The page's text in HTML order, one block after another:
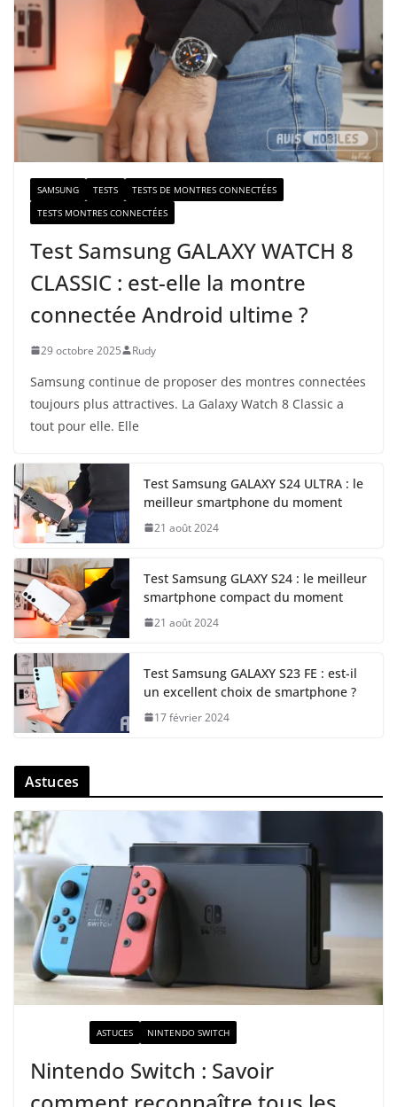
e
e
m
i
SAMSUNG TESTS
TESTS DE MONTRES CONNECTÉES
TESTS MONTRES CONNECTÉES
Test Samsung GALAXY WATCH 8
CLASSIC : est-elle la montre
connectée Android ultime ?
29 octobre 2025 Rudy
Samsung continue de proposer des montres connectées
toujours plus attractives. La Galaxy Watch 8 Classic a
tout pour elle. Elle
Test Samsung GALAXY S24 ULTRA : le
meilleur smartphone du moment
21 août 2024
Test Samsung GLAXY S24 : le meilleur
smartphone compact du moment
21 août 2024
Test Samsung GALAXY S23 FE : est-il
un excellent choix de smartphone ?
17 février 2024
Astuces
ASTUCES NINTENDO SWITCH
Nintendo Switch : Savoir